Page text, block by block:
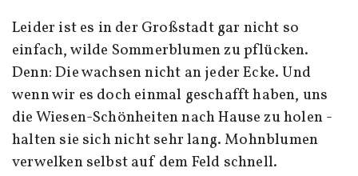
Leider ist es in der Großstadt gar nicht so
einfach, wilde Sommerblumen zu pflücken.
Denn: Die wachsen nicht an jeder Ecke. Und
wenn wir es doch einmal geschafft haben, uns
die Wiesen-Schönheiten nach Hause zu holen -
halten sie sich nicht sehr lang. Mohnblumen
verwelken selbst auf dem Feld schnell.